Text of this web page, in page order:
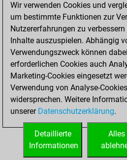
Matt auf vollem Brett
Bauer setzt Matt
Erstickte Matts
Unterverwandlungen
Türme auf der siebten
STARTSEITE
Wir verwenden Cookies und
um bestimmte Funktionen zur
Nutzererfahrungen zu
Inhalte auszuspielen. Abhängig
Verwendungszweck können
erforderlichen Cookies auch
Marketing-Cookies eingesetzt
Verwendung von Analyse-
widersprechen. Weitere
unserer Datenschutzerklärung.
Alles
Detaillierte
Informationen